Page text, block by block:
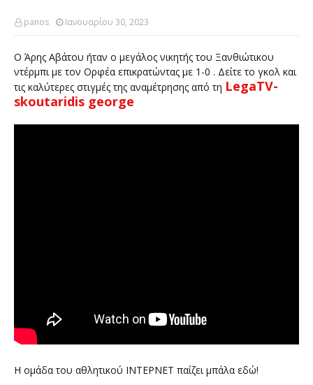
panos Ιανουαρίου 30, 2023
Ο Άρης Αβάτου ήταν ο μεγάλος νικητής του Ξανθιώτικου
ντέρμπι με τον Ορφέα επικρατώντας με 1-0 . Δείτε το γκολ και
τις καλύτερες στιγμές της αναμέτρησης από τη LegaTV-
skoutaridis george
Η ομάδα του αθλητικού ΙΝΤΕΡΝΕΤ παίζει μπάλα εδώ!